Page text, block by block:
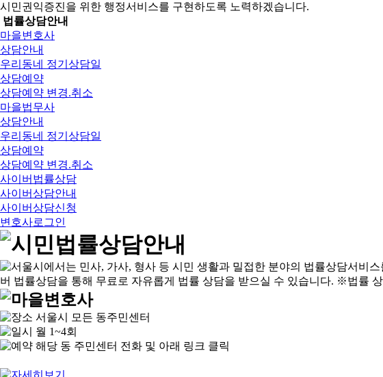
시민권익증진을 위한 행정서비스를 구현하도록 노력하겠습니다.
법률상담안내
마을변호사
상담안내
우리동네 정기상담일
상담예약
상담예약 변경.취소
마을법무사
상담안내
우리동네 정기상담일
상담예약
상담예약 변경.취소
사이버법률상담
사이버상담안내
사이버상담신청
변호사로그인
서울시 모든 동주민센터
월 1~4회
해당 동 주민센터 전화 및 아래 링크 클릭